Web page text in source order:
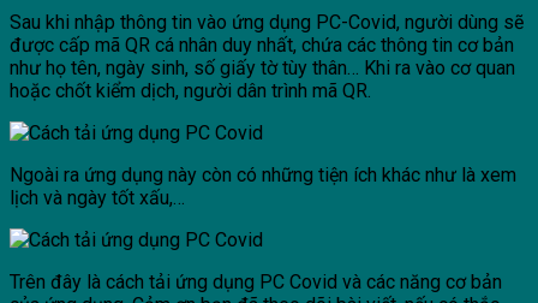
Sau khi nhập thông tin vào ứng dụng PC-Covid, người dùng sẽ
được cấp mã QR cá nhân duy nhất, chứa các thông tin cơ bản
như họ tên, ngày sinh, số giấy tờ tùy thân… Khi ra vào cơ quan
hoặc chốt kiểm dịch, người dân trình mã QR.
Ngoài ra ứng dụng này còn có những tiện ích khác như là xem
lịch và ngày tốt xấu,…
Trên đây là cách tải ứng dụng PC Covid và các năng cơ bản